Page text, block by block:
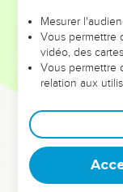
Mais il a été
sauvé la ville par
souvenu de cet
16
Cependant, la
ne sont pas
Les paroles des
mieux que les cris
Mesurer
Vous permettre
vidéo, des
Vous permettre
relation aux